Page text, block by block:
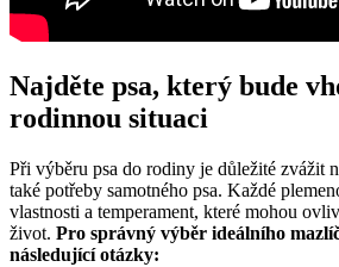
Najděte psa, který bude
⁢rodinnou situaci
Při​ výběru psa do rodiny​ je důležité​ zvážit
také potřeby ⁢samotného psa. Každé
vlastnosti a temperament, ⁢které mohou
život.‌ Pro správný výběr ‌ideálního
‌následující otázky: